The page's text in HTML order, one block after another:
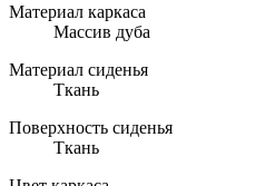
Материал каркаса
Массив дуба
Материал сиденья
Ткань
Поверхность сиденья
Ткань